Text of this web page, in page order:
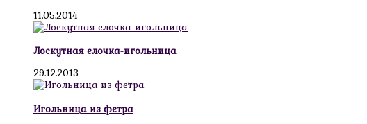
11.05.2014
Лоскутная елочка-игольница
29.12.2013
Игольница из фетра